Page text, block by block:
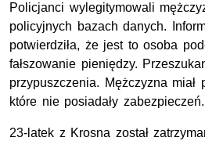
Policjanci wylegitymowali
policyjnych bazach danych.
potwierdziła, że jest to osoba
fałszowanie pieniędzy.
przypuszczenia. Mężczyzna miał
które nie posiadały zabezpieczeń.
23-latek z Krosna został